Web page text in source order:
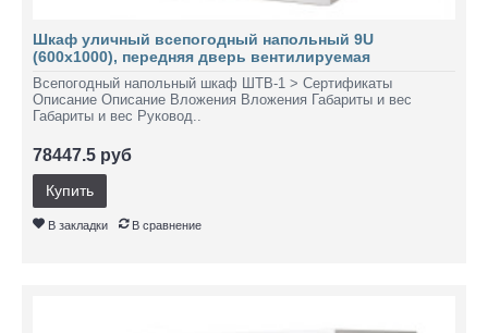
Шкаф уличный всепогодный напольный 9U
(600х1000), передняя дверь вентилируемая
Всепогодный напольный шкаф ШТВ-1 > Сертификаты
Описание Описание Вложения Вложения Габариты и вес
Габариты и вес Руковод..
78447.5 руб
Купить
В закладки В сравнение